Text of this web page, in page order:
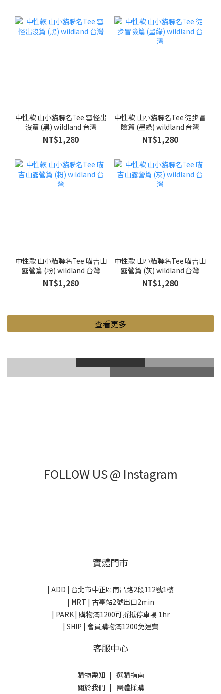
中性款 山小貓聯名Tee 雪怪出
沒篇 (黑) wildland 台灣
NT$1,280
中性款 山小貓聯名Tee 徒步冒
險篇 (墨綠) wildland 台灣
NT$1,280
中性款 山小貓聯名Tee 喵吉山
露營篇 (粉) wildland 台灣
NT$1,280
中性款 山小貓聯名Tee 喵吉山
露營篇 (灰) wildland 台灣
NT$1,280
查看更多
登山鞋 Gore-Tex
登山杖 滑雪護具
FOLLOW US @ Instagram
實體門市
| ADD | 台北市中正區南昌路2段112號1樓
| MRT | 古亭站2號出口2min
| PARK | 購物滿1200可折抵停車場 1hr
| SHIP | 會員購物滿1200免運費
客服中心
購物需知| 選購指南
關於我們| 團體採購